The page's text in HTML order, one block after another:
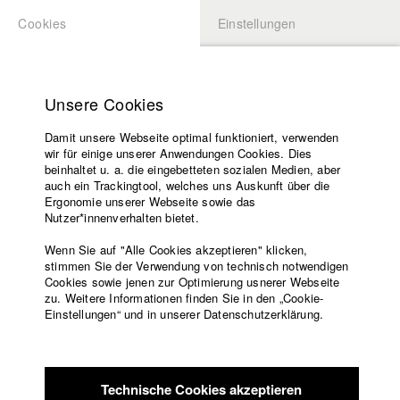
LOGIN
Lehrende
Filme
Presse
Service
Englisch
Startseite
Code of
Conduct
Studierende / Alumni
Katharina Ludwig
Abt. III - Kino- und Fernsehfilm | Jahrgang 2007
Cookies Einstellungen
Unsere Cookies
Damit unsere Webseite optimal funktioniert, verwenden
wir für einige unserer Anwendungen Cookies. Dies
beinhaltet u. a. die eingebetteten sozialen Medien, aber
auch ein Trackingtool, welches uns Auskunft über die
Ergonomie unserer Webseite sowie das
Nutzer*innenverhalten bietet.
Wenn Sie auf "Alle Cookies akzeptieren" klicken,
stimmen Sie der Verwendung von technisch notwendigen
Cookies sowie jenen zur Optimierung usnerer Webseite
zu. Weitere Informationen finden Sie in den „Cookie-
Einstellungen“ und in unserer Datenschutzerklärung.
Technische Cookies akzeptieren